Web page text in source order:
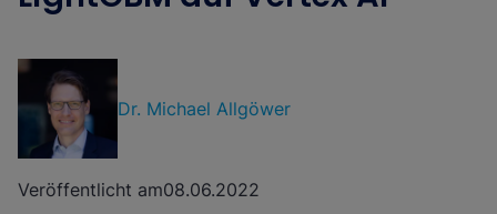
Dr. Michael Allgöwer
Veröffentlicht am08.06.2022